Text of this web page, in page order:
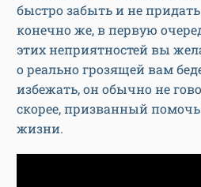
быстро забыть и не
конечно же, в первую
этих неприятностей вы
о реально грозящей вам
избежать, он обычно не
скорее, призванный
жизни.